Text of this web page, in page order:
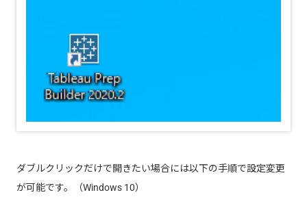
ダブルクリックだけで開きたい場合には以下の手順で設定変更
が可能です。（Windows 10）